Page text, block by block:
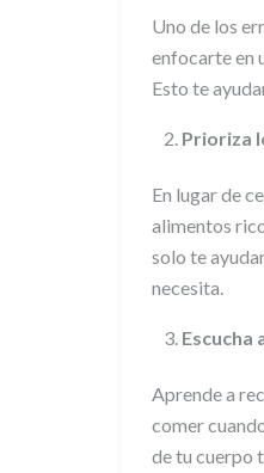
Uno de los
enfocarte en
Esto te
Prioriza
En lugar de
alimentos
solo te
necesita.
Escucha
Aprende a
comer
de tu cuerpo